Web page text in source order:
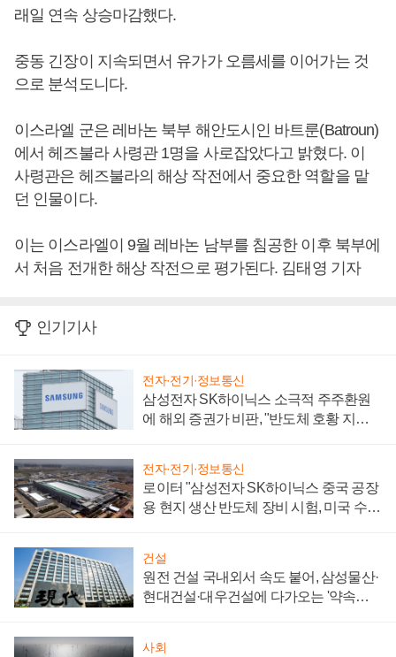
래일 연속 상승마감했다.
중동 긴장이 지속되면서 유가가 오름세를 이어가는 것
으로 분석도니다.
이스라엘 군은 레바논 북부 해안도시인 바트룬(Batroun)
에서 헤즈불라 사령관 1명을 사로잡았다고 밝혔다. 이
사령관은 헤즈불라의 해상 작전에서 중요한 역할을 맡
던 인물이다.
이는 이스라엘이 9월 레바논 남부를 침공한 이후 북부에
서 처음 전개한 해상 작전으로 평가된다. 김태영 기자
인기기사
전자·전기·정보통신
삼성전자 SK하이닉스 소극적 주주환원
에 해외 증권가 비판, "반도체 호황 지속
전자·전기·정보통신
로이터 "삼성전자 SK하이닉스 중국 공장
용 현지 생산 반도체 장비 시험, 미국 수출
건설
원전 건설 국내외서 속도 붙어, 삼성물산·
현대건설·대우건설에 다가오는 '약속의
사회